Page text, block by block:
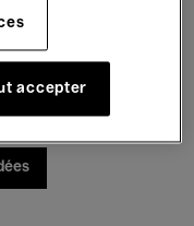
accepter